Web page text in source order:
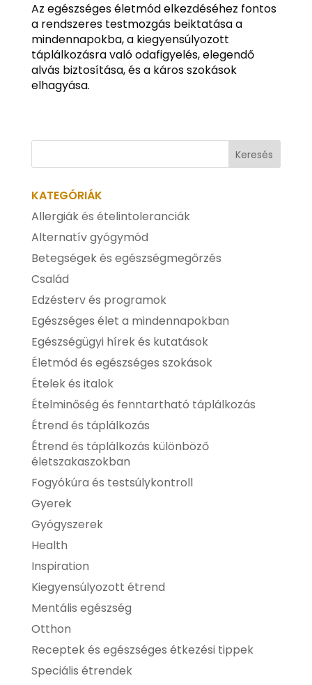
Az egészséges életmód elkezdéséhez fontos
a rendszeres testmozgás beiktatása a
mindennapokba, a kiegyensúlyozott
táplálkozásra való odafigyelés, elegendő
alvás biztosítása, és a káros szokások
elhagyása.
KATEGÓRIÁK
Allergiák és ételintoleranciák
Alternatív gyógymód
Betegségek és egészségmegőrzés
Család
Edzésterv és programok
Egészséges élet a mindennapokban
Egészségügyi hírek és kutatások
Életmód és egészséges szokások
Ételek és italok
Ételminőség és fenntartható táplálkozás
Étrend és táplálkozás
Étrend és táplálkozás különböző
életszakaszokban
Fogyókúra és testsúlykontroll
Gyerek
Gyógyszerek
Health
Inspiration
Kiegyensúlyozott étrend
Mentális egészség
Otthon
Receptek és egészséges étkezési tippek
Speciális étrendek